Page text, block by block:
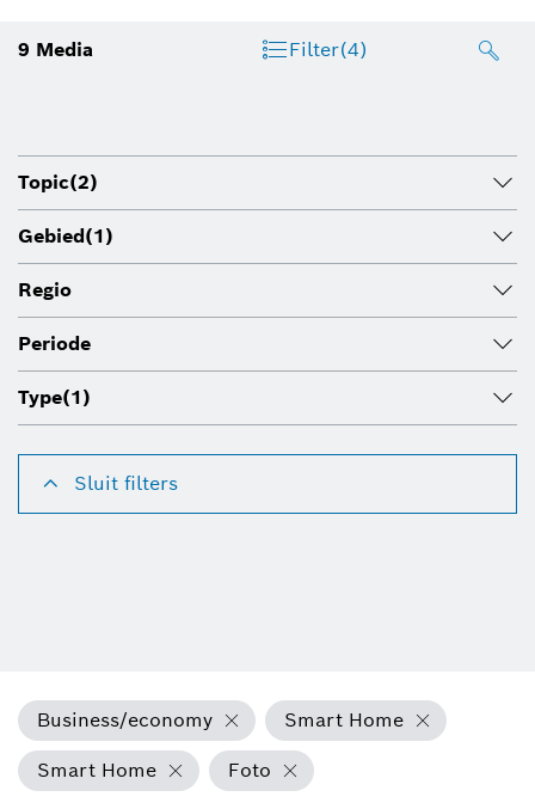
9 Media Filter(4)
Topic(2)
Gebied(1)
Regio
Periode
Type(1)
Sluit filters
Business/economy
Smart Home
Smart Home
Foto